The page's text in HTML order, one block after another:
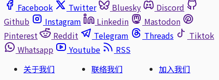
Facebook
Twitter Bluesky
Discord
Github
Instagram Linkedin
Mastodon
Pinterest
Reddit Telegram Threads
Tiktok
Whatsapp
Youtube
RSS
关于我们
联络我们
加入我们